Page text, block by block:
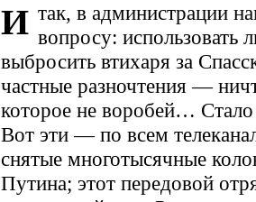
И так, в администрации
вопросу: использовать
выбросить втихаря за
частные разночтения —
которое не воробей…
Вот эти — по всем
снятые многотысячные
Путина; этот передовой